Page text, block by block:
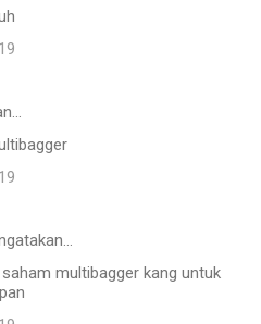
multibagger kang untuk